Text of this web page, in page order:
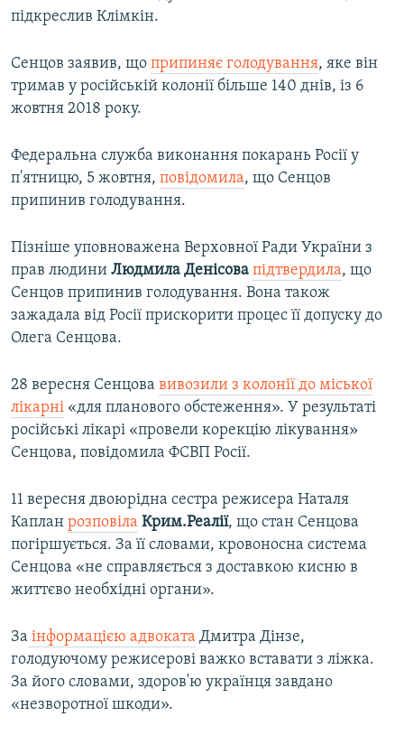
підкреслив Клімкін.
Сенцов заявив, що припиняє голодування, яке він
тримав у російській колонії більше 140 днів, із 6
жовтня 2018 року.
Федеральна служба виконання покарань Росії у
п'ятницю, 5 жовтня, повідомила, що Сенцов
припинив голодування.
Пізніше уповноважена Верховної Ради України з
прав людини Людмила Денісова підтвердила, що
Сенцов припинив голодування. Вона також
зажадала від Росії прискорити процес її допуску до
Олега Сенцова.
28 вересня Сенцова вивозили з колонії до міської
лікарні «для планового обстеження». У результаті
російські лікарі «провели корекцію лікування»
Сенцова, повідомила ФСВП Росії.
11 вересня двоюрідна сестра режисера Наталя
Каплан розповіла Крим.Реалії, що стан Сенцова
погіршується. За її словами, кровоносна система
Сенцова «не справляється з доставкою кисню в
життєво необхідні органи».
За інформацією адвоката Дмитра Дінзе,
голодуючому режисерові важко вставати з ліжка.
За його словами, здоров'ю українця завдано
«незворотної шкоди».